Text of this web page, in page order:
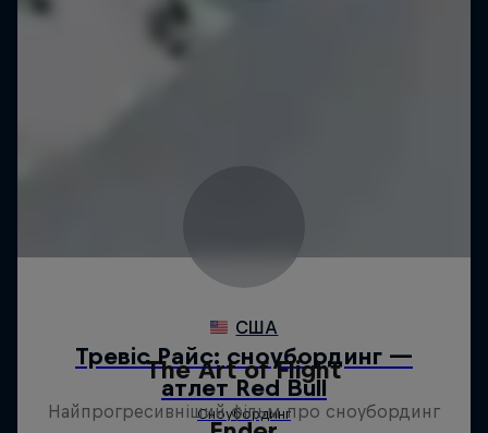
The Art of Flight
Найпрогресивніший фільм про сноубординг